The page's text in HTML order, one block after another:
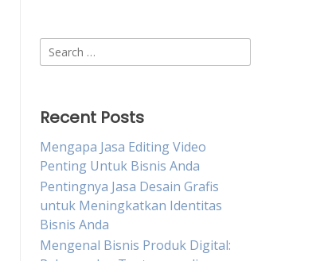
Search
for:
Recent Posts
Mengapa Jasa Editing Video
Penting Untuk Bisnis Anda
Pentingnya Jasa Desain Grafis
untuk Meningkatkan Identitas
Bisnis Anda
Mengenal Bisnis Produk Digital: